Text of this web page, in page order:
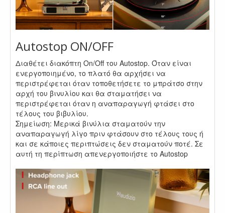
Autostop ON/OFF
Διαθέτει διακόπτη On/Off του Autostop. Όταν είναι
ενεργοποιημένο, το πλατό θα αρχήσει να
περιστρέφεται όταν τοποθετήσετε το μπράτσο στην
αρχή του βινυλίου και θα σταματήσει να
περιστρέφεται όταν η αναπαραγωγή φτάσει στο
τέλους του βιβυλίου.
Σημείωση: Μερικά βινύλια σταματούν την
αναπαραγωγή λίγο πριν φτάσουν στο τέλους τους ή
και σε κάποιες περιπτώσεις δεν σταματούν ποτέ. Σε
αυτή τη περίπτωση απενεργοποιήστε το Autostop